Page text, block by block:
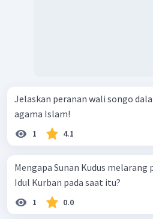
Jelaskan peranan wali songo
agama Islam!
1 4.1
Mengapa Sunan Kudus
Idul Kurban pada saat itu?
1 0.0